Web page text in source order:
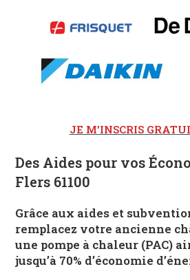
JE M’INSCRIS
Des Aides pour vos
Flers 61100
Grâce aux aides et
remplacez votre ancienne
une pompe à chaleur (PAC)
jusqu’à 70% d’économie